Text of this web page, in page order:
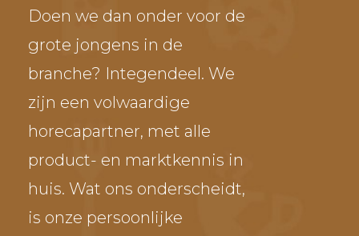
Doen we dan onder voor de
grote jongens in de
branche? Integendeel. We
zijn een volwaardige
horecapartner, met alle
product- en marktkennis in
huis. Wat ons onderscheidt,
is onze persoonlijke